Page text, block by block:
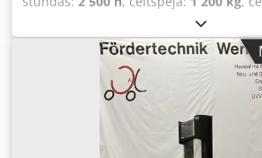
elektrisks
duplekss, būvniecības augstums:2
, PLAŠSLIEŽU palešu krāvējs
labā stāvoklī; Celta jauda 1.200 kg; Ceļ
augstumam. Braucamās ejas augstums
2.500 darba stundas; Aprīkots ar
dakšām! Dakšu ārējais platums 88 cm,
Gēla akumulators ir bezapkopes, ar